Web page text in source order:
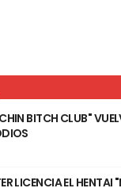
BITCH CLUB"
LICENCIA EL